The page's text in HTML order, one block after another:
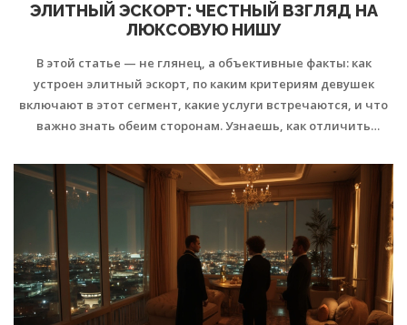
ЭЛИТНЫЙ ЭСКОРТ: ЧЕСТНЫЙ ВЗГЛЯД НА
ЛЮКСОВУЮ НИШУ
В этой статье — не глянец, а объективные факты: как
устроен элитный эскорт, по каким критериям девушек
включают в этот сегмент, какие услуги встречаются, и что
важно знать обеим сторонам. Узнаешь, как отличить
и как их снизить. Приведём реальные кейсы, советы по
безопасности и финансовому планированию. Напишу о том,
что часто скрывают агентства, и расскажу, какие клиенты
чаще всего ищут элитный эскорт.